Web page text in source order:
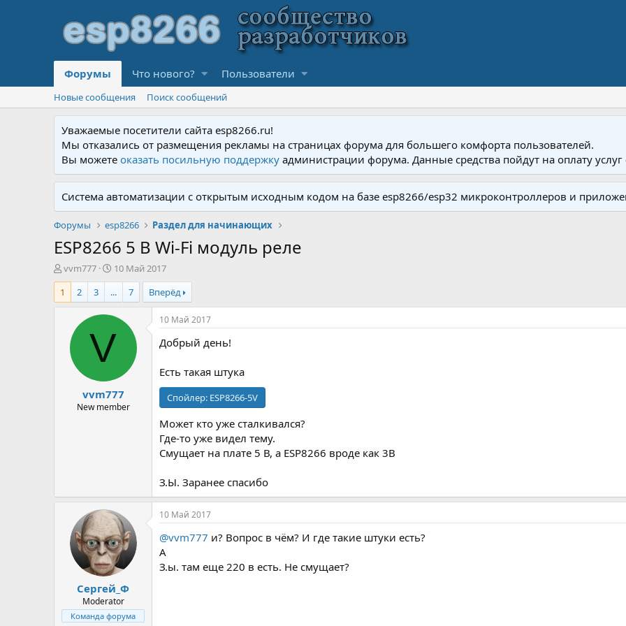
Форумы Что нового? Пользователи
Новые сообщения Поиск сообщений
Уважаемые посетители сайта esp8266.ru!
Мы отказались от размещения рекламы на страницах форума для большего комфорта пользователей.
Вы можетеоказать посильную поддержку администрации форума. Данные средства пойдут на оплату
Система автоматизации с открытым исходным кодом на базе esp8266/esp32 микроконтроллеров и
Форумы esp8266 Раздел для начинающих
ESP8266 5 В Wi-Fi модуль реле
А
в
т
о
м
vvm777
Д
а
т
а
н
ч
а
10 Май 2017
1
2 3 ... 7 Вперёд
V
vvm777
New member
10 Май 2017
Добрый день!
Есть такая штука
Спойлер: ESP8266-5V
Может кто уже сталкивался?
Где-то уже видел тему.
Смущает на плате 5 В, а ESP8266 вроде как 3В
З.Ы. Заранее спасибо
Сергей_Ф
Moderator
Команда форума
10 Май 2017
@vvm777 и? Вопрос в чём? И где такие штуки есть?
А
З.ы. там еще 220 в есть. Не смущает?